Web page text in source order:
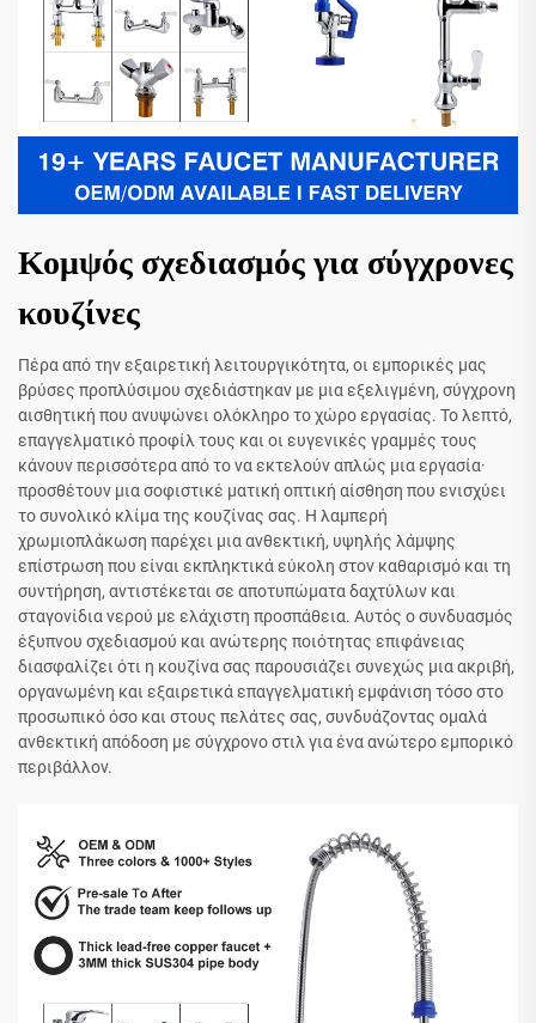
Κομψός σχεδιασμός για σύγχρονες
κουζίνες
Πέρα από την εξαιρετική λειτουργικότητα, οι εμπορικές μας
βρύσες προπλύσιμου σχεδιάστηκαν με μια εξελιγμένη, σύγχρονη
αισθητική που ανυψώνει ολόκληρο το χώρο εργασίας. Το λεπτό,
επαγγελματικό προφίλ τους και οι ευγενικές γραμμές τους
κάνουν περισσότερα από το να εκτελούν απλώς μια εργασία·
προσθέτουν μια σοφιστικέ ματική οπτική αίσθηση που ενισχύει
το συνολικό κλίμα της κουζίνας σας. Η λαμπερή
χρωμιοπλάκωση παρέχει μια ανθεκτική, υψηλής λάμψης
επίστρωση που είναι εκπληκτικά εύκολη στον καθαρισμό και τη
συντήρηση, αντιστέκεται σε αποτυπώματα δαχτύλων και
σταγονίδια νερού με ελάχιστη προσπάθεια. Αυτός ο συνδυασμός
έξυπνου σχεδιασμού και ανώτερης ποιότητας επιφάνειας
διασφαλίζει ότι η κουζίνα σας παρουσιάζει συνεχώς μια ακριβή,
οργανωμένη και εξαιρετικά επαγγελματική εμφάνιση τόσο στο
προσωπικό όσο και στους πελάτες σας, συνδυάζοντας ομαλά
ανθεκτική απόδοση με σύγχρονο στιλ για ένα ανώτερο εμπορικό
περιβάλλον.